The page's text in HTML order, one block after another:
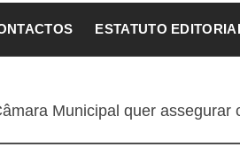
ESTATUTO
Municipal quer